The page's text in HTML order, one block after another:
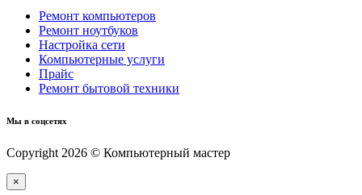
Ремонт компьютеров
Ремонт ноутбуков
Настройка сети
Компьютерные услуги
Прайс
Ремонт бытовой техники
Мы в соцсетях
Copyright 2026 © Компьютерный мастер
×